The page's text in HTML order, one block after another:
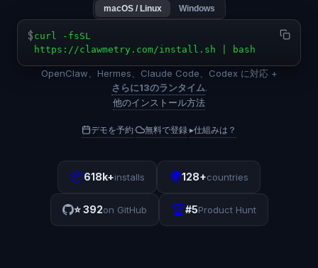
macOS / Linux Windows
$ curl -fsSL
https://clawmetry.com/install.sh | bash
OpenClaw、Hermes、Claude Code、Codex に対応 +
さらに13のランタイム.
他のインストール方法
デモを予約· 無料で登録·▸仕組みは？
📦618k+installs 🌍128+countries
⭐392on GitHub 🏆#5Product Hunt